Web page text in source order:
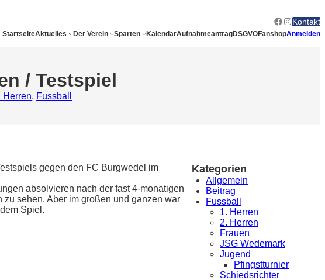
Facebook
Instagram
Kontakt
StartseiteAktuelles Der Verein Sparten KalendarAufnahmeantragDSGVOFanshopAnmelden
/ Testspiel
Herren, Fussball
gegen den FC Burgwedel im
absolvieren nach der fast 4-monatigen
sehen. Aber im großen und ganzen war
Spiel.
Kategorien
Allgemein
Beitrag
Fussball
1. Herren
2. Herren
Frauen
JSG Wedemark
Jugend
Pfingstturnier
Schiedsrichter